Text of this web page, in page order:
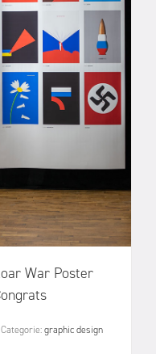
War Poster
Categorie:graphic design